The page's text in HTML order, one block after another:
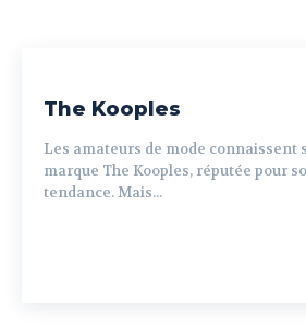
The Kooples
Les amateurs de mode connaissent
marque The Kooples, réputée pour
tendance. Mais...